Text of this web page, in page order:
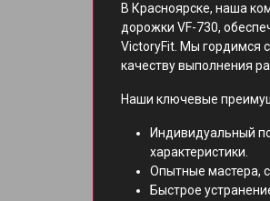
В Красноярске, наша
дорожки VF-730,
VictoryFit. Мы гордимся
качеству выполнения
Наши ключевые
Индивидуальный
характеристики.
Опытные мастера,
Быстрое